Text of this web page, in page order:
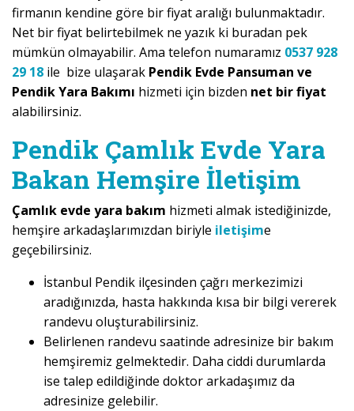
firmanın kendine göre bir fiyat aralığı bulunmaktadır.
Net bir fiyat belirtebilmek ne yazık ki buradan pek
mümkün olmayabilir. Ama telefon numaramız 0537 928
29 18 ile bize ulaşarak Pendik Evde Pansuman ve
Pendik Yara Bakımı hizmeti için bizden net bir fiyat
alabilirsiniz.
Pendik Çamlık Evde Yara
Bakan Hemşire İletişim
Çamlık evde yara bakım hizmeti almak istediğinizde,
hemşire arkadaşlarımızdan biriyle iletişime
geçebilirsiniz.
İstanbul Pendik ilçesinden çağrı merkezimizi
aradığınızda, hasta hakkında kısa bir bilgi vererek
randevu oluşturabilirsiniz.
Belirlenen randevu saatinde adresinize bir bakım
hemşiremiz gelmektedir. Daha ciddi durumlarda
ise talep edildiğinde doktor arkadaşımız da
adresinize gelebilir.